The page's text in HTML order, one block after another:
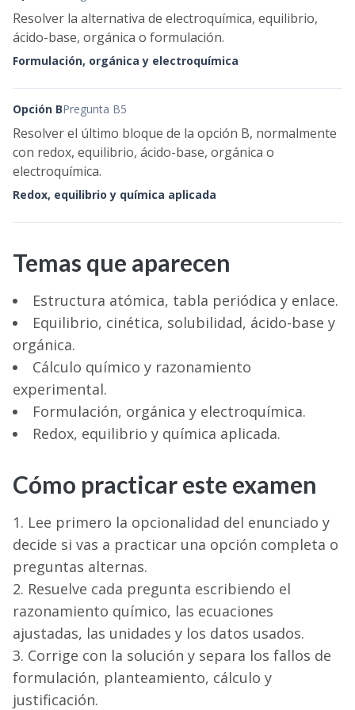
Resolver la alternativa de electroquímica, equilibrio,
ácido-base, orgánica o formulación.
Formulación, orgánica y electroquímica
Opción BPregunta B5
Resolver el último bloque de la opción B, normalmente
con redox, equilibrio, ácido-base, orgánica o
electroquímica.
Redox, equilibrio y química aplicada
Temas que aparecen
Estructura atómica, tabla periódica y enlace.
Equilibrio, cinética, solubilidad, ácido-base y
orgánica.
Cálculo químico y razonamiento
experimental.
Formulación, orgánica y electroquímica.
Redox, equilibrio y química aplicada.
Cómo practicar este examen
Lee primero la opcionalidad del enunciado y
decide si vas a practicar una opción completa o
preguntas alternas.
Resuelve cada pregunta escribiendo el
razonamiento químico, las ecuaciones
ajustadas, las unidades y los datos usados.
Corrige con la solución y separa los fallos de
formulación, planteamiento, cálculo y
justificación.